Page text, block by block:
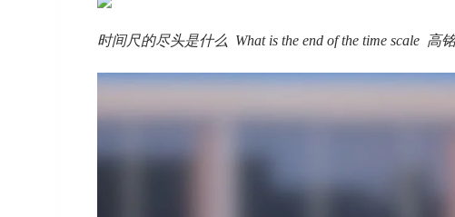
时间尺的尽头是什么 What is the end of the time scale 高